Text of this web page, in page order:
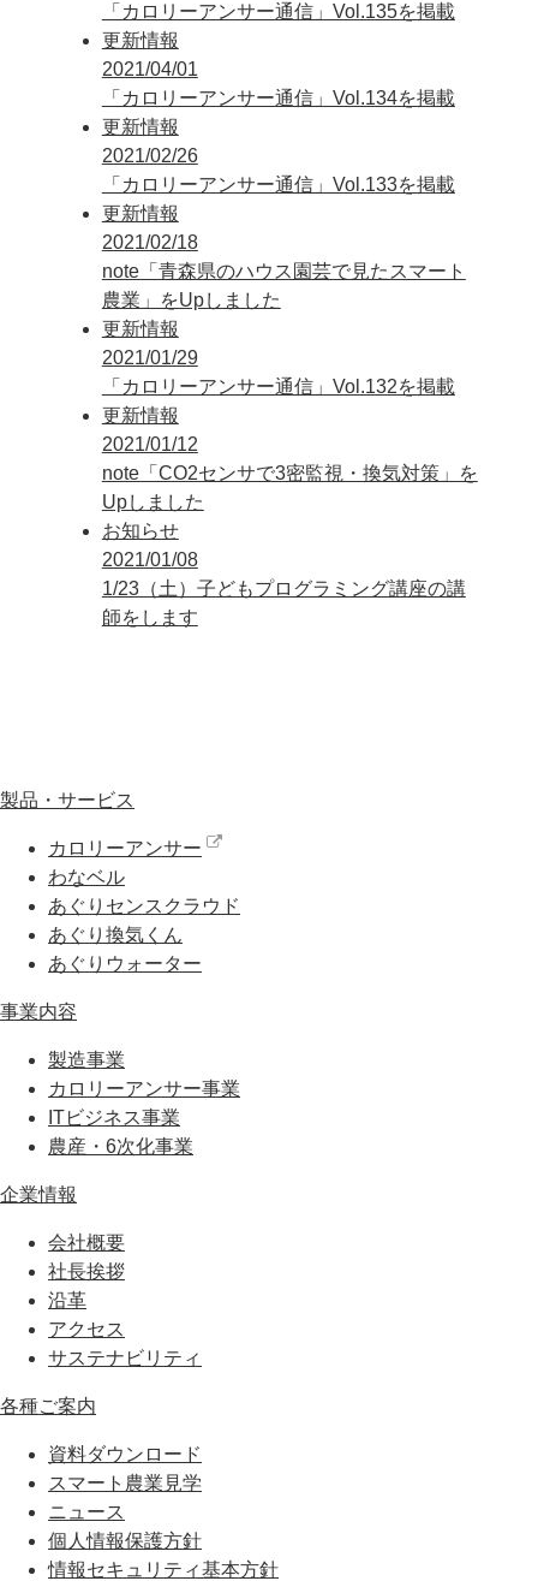
「カロリーアンサー通信」Vol.135を掲載
更新情報
2021/04/01
「カロリーアンサー通信」Vol.134を掲載
更新情報
2021/02/26
「カロリーアンサー通信」Vol.133を掲載
更新情報
2021/02/18
note「青森県のハウス園芸で見たスマート
農業」をUpしました
更新情報
2021/01/29
「カロリーアンサー通信」Vol.132を掲載
更新情報
2021/01/12
note「CO2センサで3密監視・換気対策」を
Upしました
お知らせ
2021/01/08
1/23（土）子どもプログラミング講座の講
師をします
製品・サービス
カロリーアンサー
わなベル
あぐりセンスクラウド
あぐり換気くん
あぐりウォーター
事業内容
製造事業
カロリーアンサー事業
ITビジネス事業
農産・6次化事業
企業情報
会社概要
社長挨拶
沿革
アクセス
サステナビリティ
各種ご案内
資料ダウンロード
スマート農業見学
ニュース
個人情報保護方針
情報セキュリティ基本方針